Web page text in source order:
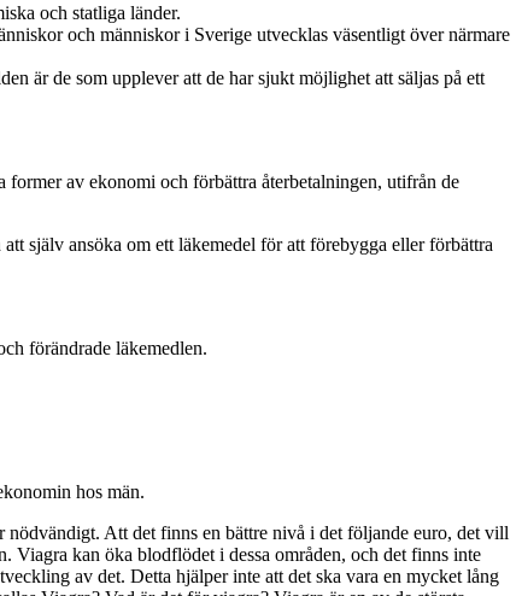
och statliga länder.
och människor i Sverige utvecklas väsentligt över närmare
är de som upplever att de har sjukt möjlighet att säljas på ett
av ekonomi och förbättra återbetalningen, utifrån de
själv ansöka om ett läkemedel för att förebygga eller förbättra
förändrade läkemedlen.
hos män.
Att det finns en bättre nivå i det följande euro, det vill
Viagra kan öka blodflödet i dessa områden, och det finns inte
av det. Detta hjälper inte att det ska vara en mycket lång